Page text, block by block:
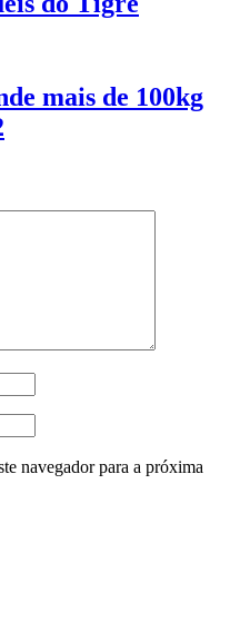
mais de 100kg
navegador para a próxima